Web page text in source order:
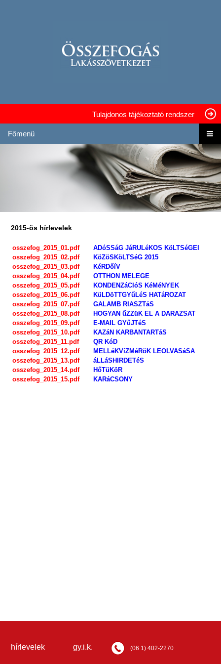
Tulajdonos tájékoztató rendszer
Főmenü
2015-ös hírlevelek
osszefog_2015_01.pdf
ADóSSáG JáRULéKOS KöLTSéGEI
osszefog_2015_02.pdf
KöZöSKöLTSéG 2015
osszefog_2015_03.pdf
KéRDőíV
osszefog_2015_04.pdf
OTTHON MELEGE
osszefog_2015_05.pdf
KONDENZáCIóS KéMéNYEK
osszefog_2015_06.pdf
KüLDöTTGYűLéS HATáROZAT
osszefog_2015_07.pdf
GALAMB RIASZTáS
osszefog_2015_08.pdf
HOGYAN űZZüK EL A DARAZSAT
osszefog_2015_09.pdf
E-MAIL GYűJTéS
osszefog_2015_10.pdf
KAZáN KARBANTARTáS
osszefog_2015_11.pdf
QR KóD
osszefog_2015_12.pdf
MELLéKVíZMéRöK LEOLVASáSA
osszefog_2015_13.pdf
áLLáSHIRDETéS
osszefog_2015_14.pdf
HőTüKöR
osszefog_2015_15.pdf KARáCSONY
hírlevelek gy.i.k. (06 1) 402-2270